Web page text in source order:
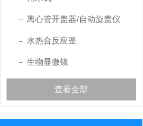
离心管开盖器/自动旋盖仪
水热合反应釜
生物显微镜
查看全部